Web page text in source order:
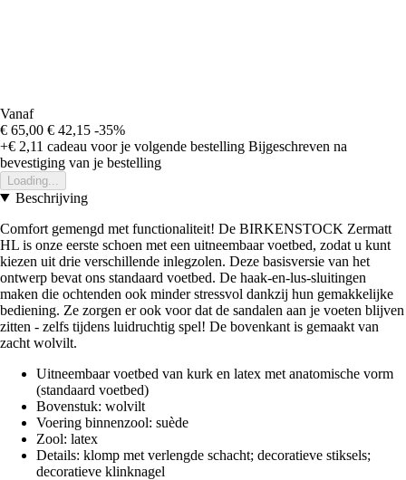
Vanaf
€ 65,00 € 42,15 -35%
+€ 2,11 cadeau voor je volgende bestelling Bijgeschreven na
bevestiging van je bestelling
Loading...
Beschrijving
Comfort gemengd met functionaliteit! De BIRKENSTOCK Zermatt
HL is onze eerste schoen met een uitneembaar voetbed, zodat u kunt
kiezen uit drie verschillende inlegzolen. Deze basisversie van het
ontwerp bevat ons standaard voetbed. De haak-en-lus-sluitingen
maken die ochtenden ook minder stressvol dankzij hun gemakkelijke
bediening. Ze zorgen er ook voor dat de sandalen aan je voeten blijven
zitten - zelfs tijdens luidruchtig spel! De bovenkant is gemaakt van
zacht wolvilt.
Uitneembaar voetbed van kurk en latex met anatomische vorm
(standaard voetbed)
Bovenstuk: wolvilt
Voering binnenzool: suède
Zool: latex
Details: klomp met verlengde schacht; decoratieve stiksels;
decoratieve klinknagel